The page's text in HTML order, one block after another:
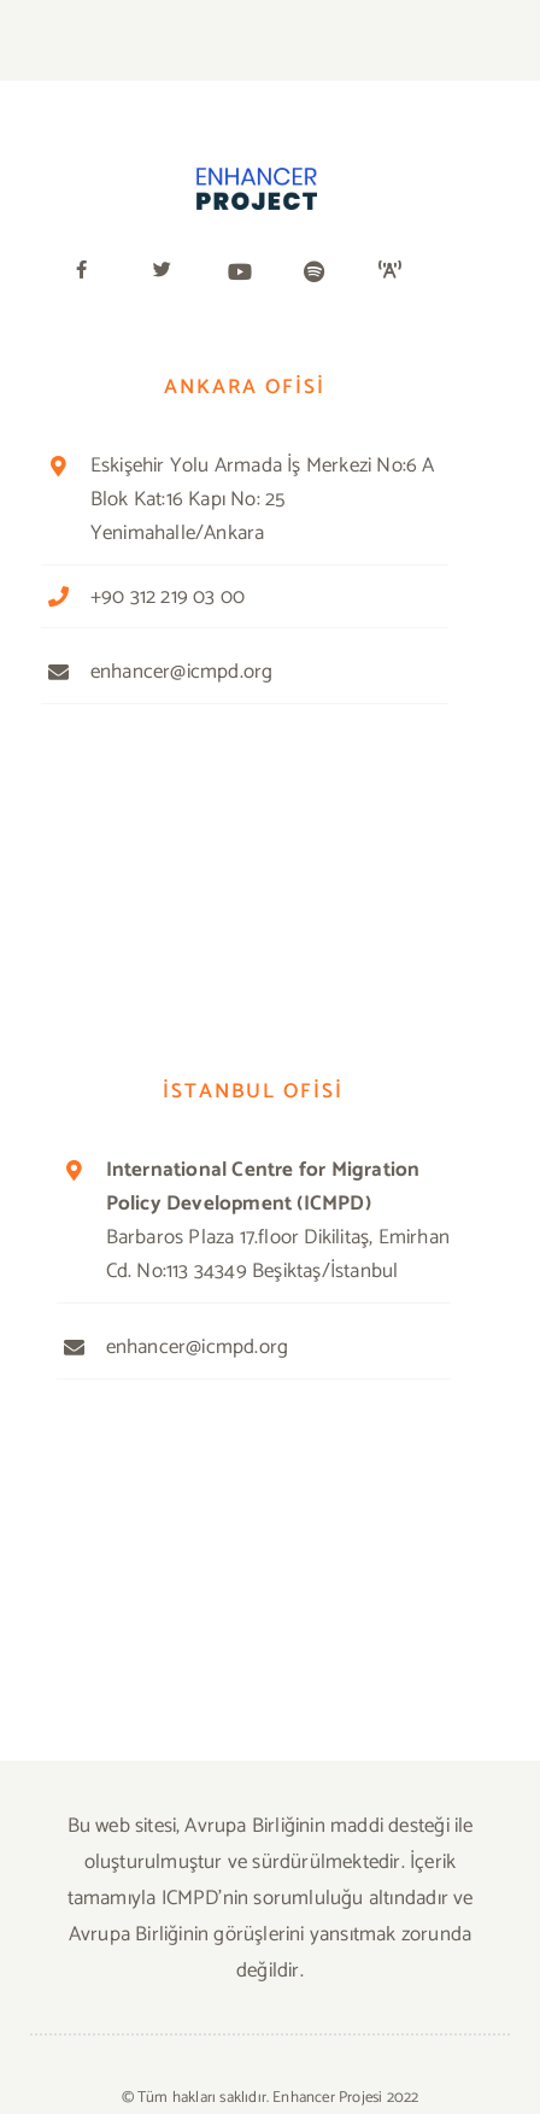
ANKARA OFİSİ
Eskişehir Yolu Armada İş Merkezi No:6 A
Blok Kat:16 Kapı No: 25
Yenimahalle/Ankara
+90 312 219 03 00
enhancer@icmpd.org
İSTANBUL OFİSİ
International Centre for Migration
Policy Development (ICMPD)
Barbaros Plaza 17.floor Dikilitaş, Emirhan
Cd. No:113 34349 Beşiktaş/İstanbul
enhancer@icmpd.org
Bu web sitesi, Avrupa Birliğinin maddi desteği ile
oluşturulmuştur ve sürdürülmektedir. İçerik
tamamıyla ICMPD’nin sorumluluğu altındadır ve
Avrupa Birliğinin görüşlerini yansıtmak zorunda
değildir.
© Tüm hakları saklıdır. Enhancer Projesi 2022